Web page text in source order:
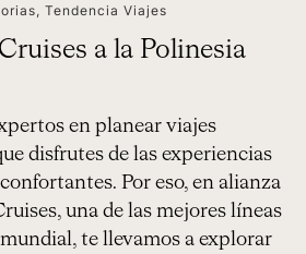
, Tendencia Viajes
a la Polinesia
en planear viajes
disfrutes de las experiencias
Por eso, en alianza
una de las mejores líneas
te llevamos a explorar